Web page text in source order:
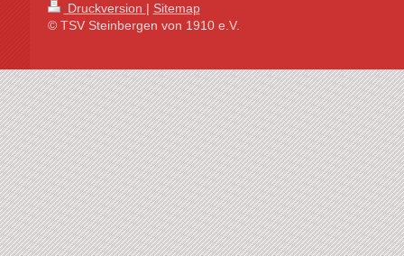
Druckversion | Sitemap
© TSV Steinbergen von 1910 e.V.